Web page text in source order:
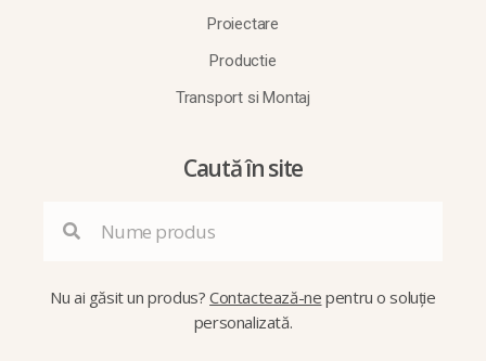
Proiectare
Productie
Transport si Montaj
Caută în site
Nu ai găsit un produs?Contactează-ne pentru o soluție
personalizată.